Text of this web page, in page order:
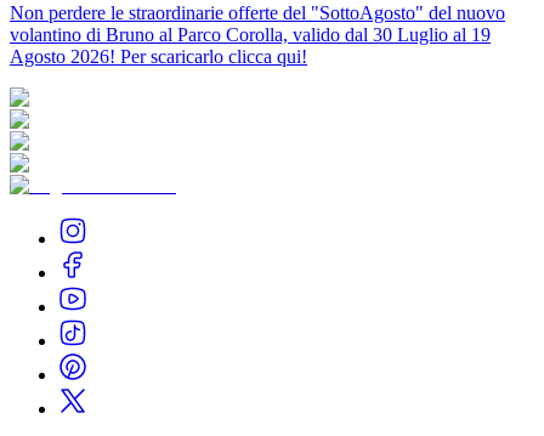
Non perdere le straordinarie offerte del "SottoAgosto" del nuovo
volantino di Bruno al Parco Corolla, valido dal 30 Luglio al 19
Agosto 2026! Per scaricarlo clicca qui!